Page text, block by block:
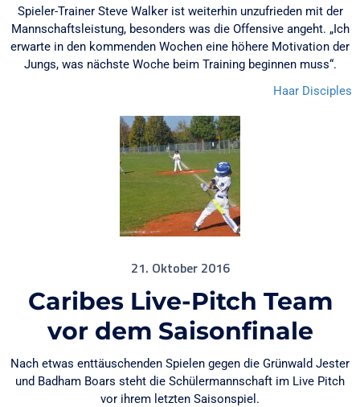
Spieler-Trainer Steve Walker ist weiterhin unzufrieden mit der
Mannschaftsleistung, besonders was die Offensive angeht. „Ich
erwarte in den kommenden Wochen eine höhere Motivation der
Jungs, was nächste Woche beim Training beginnen muss“.
Haar Disciples
21. Oktober 2016
Caribes Live-Pitch Team
vor dem Saisonfinale
Nach etwas enttäuschenden Spielen gegen die Grünwald Jester
und Badham Boars steht die Schülermannschaft im Live Pitch
vor ihrem letzten Saisonspiel.